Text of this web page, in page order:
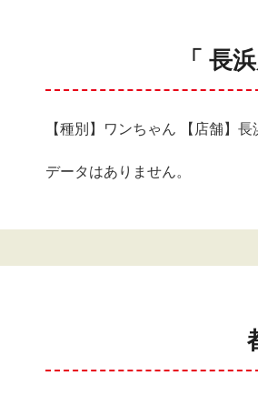
「 長
【種別】ワンちゃん 【店舗】長
データはありません。